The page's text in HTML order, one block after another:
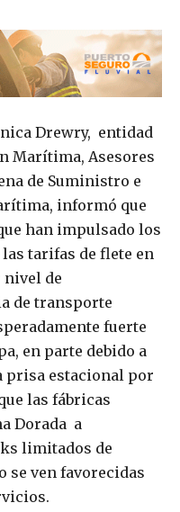
Drewry, entidad
Marítima, Asesores
de Suministro e
informó que
han impulsado los
tarifas de flete en
nivel de
de transporte
fuerte
en parte debido a
prisa estacional por
las fábricas
Dorada a
limitados de
se ven favorecidas